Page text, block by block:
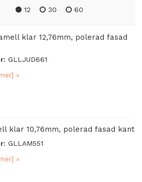
12
30 60
klar 12,76mm, polerad fasad
GLLJUD661
»
klar 10,76mm, polerad fasad kant
GLLAM551
»